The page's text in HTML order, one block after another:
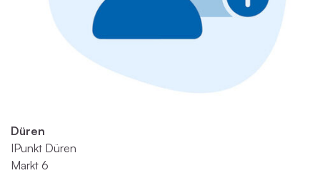
Düren
IPunkt Düren
Markt 6